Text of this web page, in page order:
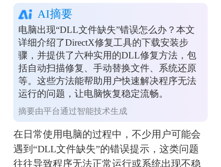
修复在电脑运行过程中，因
dll文件异常导致的运行故障
问题，提供稳定、可靠的修
复服务。无论是常用的办公
软件还是热门的游戏，若出
现因dll文件缺失导致的报
错，只需轻轻一点，我们的
工具即可迅速定位并修复问
题，让你的软件和游戏重新
焕发活力！无需计算机基
础，小白用户也能轻松使
用，只需几步即可完成修复
AI摘要
电脑出现“DLL文件缺失”错误怎么办？本文
详细介绍了DirectX修复工具的下载安装步
骤，并提供了六种实用的DLL修复方法，包
括自动扫描修复、手动替换文件、系统还原
等。这些方法能帮助用户快速解决程序无法
运行的问题，让电脑恢复稳定流畅。
摘要由平台通过智能技术生成
在日常使用电脑的过程中，不少用户可能会
遇到“DLL文件缺失”的错误提示，这类问题
往往导致程序无法正常运行或系统出现不稳